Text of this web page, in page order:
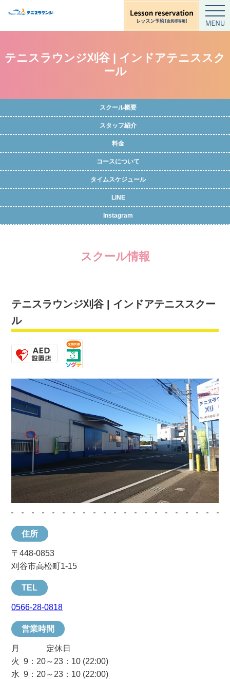
テニスラウンジ刈谷 | インドアテニススク
ール
スクール概要
スタッフ紹介
料金
コースについて
タイムスケジュール
LINE
Instagram
スクール情報
テニスラウンジ刈谷 | インドアテニススクー
ル
住所
〒448-0853
刈谷市高松町1-15
TEL
0566-28-0818
営業時間
月 定休日
火 9：20～23：10 (22:00)
水 9：20～23：10 (22:00)